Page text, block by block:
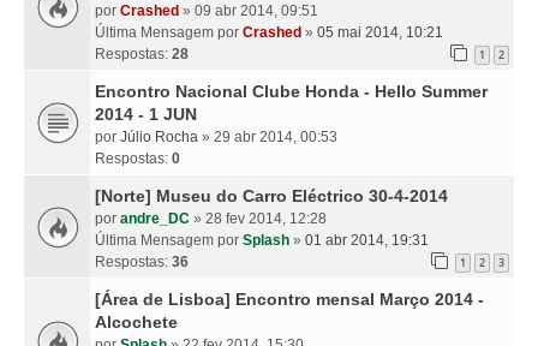
por Crashed » 09 abr 2014, 09:51
Última Mensagem por Crashed » 05 mai 2014, 10:21
Respostas: 28 1 2
Encontro Nacional Clube Honda - Hello Summer
2014 - 1 JUN
por Júlio Rocha » 29 abr 2014, 00:53
Respostas: 0
[Norte] Museu do Carro Eléctrico 30-4-2014
por andre_DC » 28 fev 2014, 12:28
Última Mensagem por Splash » 01 abr 2014, 19:31
Respostas: 36 1 2 3
[Área de Lisboa] Encontro mensal Março 2014 -
Alcochete